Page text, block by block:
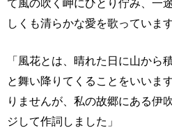
て風の吹く岬にひとり佇み、一
しくも清らかな愛を歌っています
「風花とは、晴れた日に山から
と舞い降りてくることをいいま
りませんが、私の故郷にある伊
ジして作詞しました」